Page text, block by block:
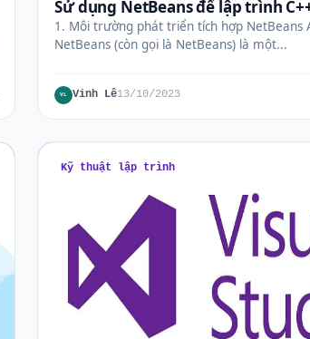
Sử dụng NetBeans để lập trình
1. Môi trường phát triển tích hợp NetBeans
NetBeans (còn gọi là NetBeans) là một...
VL Vinh Lê13/10/2023
Kỹ thuật lập trình